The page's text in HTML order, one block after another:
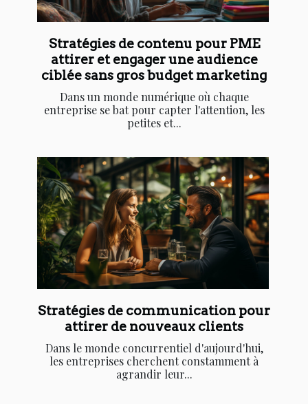
Stratégies de contenu pour PME
attirer et engager une audience
ciblée sans gros budget marketing
Dans un monde numérique où chaque
entreprise se bat pour capter l'attention, les
petites et...
Stratégies de communication pour
attirer de nouveaux clients
Dans le monde concurrentiel d'aujourd'hui,
les entreprises cherchent constamment à
agrandir leur...